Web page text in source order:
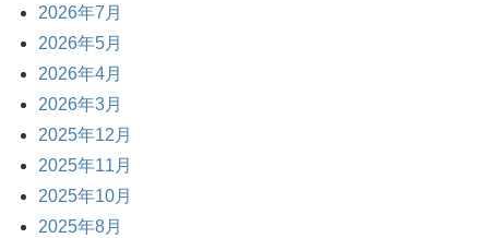
2026年7月
2026年5月
2026年4月
2026年3月
2025年12月
2025年11月
2025年10月
2025年8月